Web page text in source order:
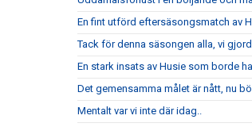
En fint utförd eftersäsongsmatch av
Tack för denna säsongen alla, vi
En stark insats av Husie som borde
Det gemensamma målet är nått, nu
Mentalt var vi inte där idag..